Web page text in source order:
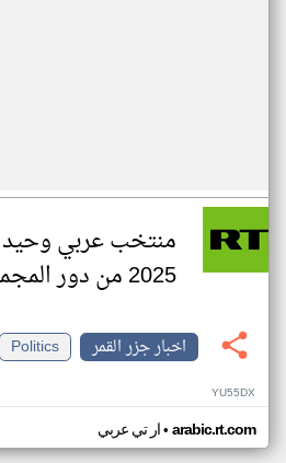
منتخب عربي وحيد
2025 من دور المجموعات
اخبار جزر القمر
Politics
YU55DX
ار تي عربي• arabic.rt.com